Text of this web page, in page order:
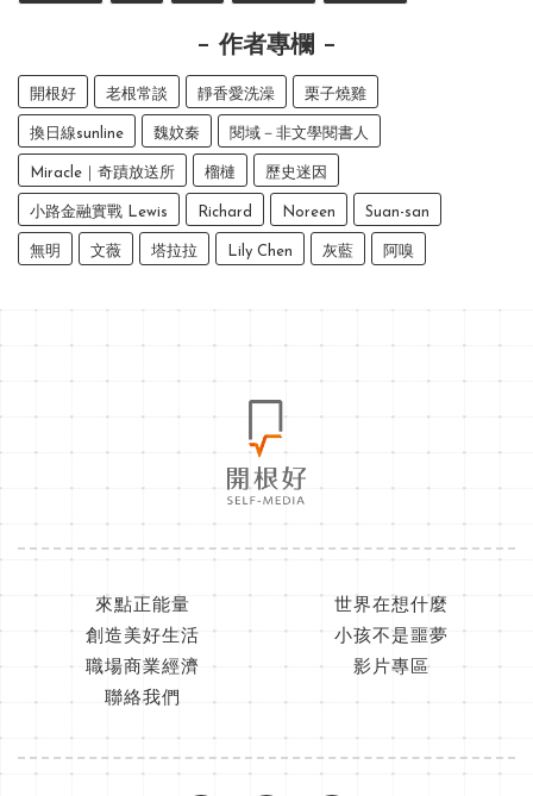
作者專欄
開根好 老根常談 靜香愛洗澡 栗子燒雞
換日線sunline 魏妏秦 閱域－非文學閱書人
Miracle｜奇蹟放送所 榴槤 歷史迷因
小路金融實戰 Lewis Richard Noreen Suan-san
無明 文薇 塔拉拉 Lily Chen 灰藍 阿嗅
來點正能量
世界在想什麼
創造美好生活
小孩不是噩夢
職場商業經濟
影片專區
聯絡我們